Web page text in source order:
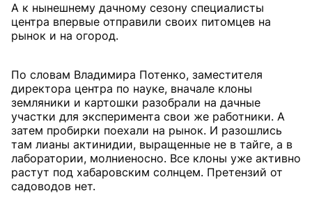
А к нынешнему дачному сезону специалисты
центра впервые отправили своих питомцев на
рынок и на огород.
По словам Владимира Потенко, заместителя
директора центра по науке, вначале клоны
земляники и картошки разобрали на дачные
участки для эксперимента свои же работники. А
затем пробирки поехали на рынок. И разошлись
там лианы актинидии, выращенные не в тайге, а в
лаборатории, молниеносно. Все клоны уже активно
растут под хабаровским солнцем. Претензий от
садоводов нет.